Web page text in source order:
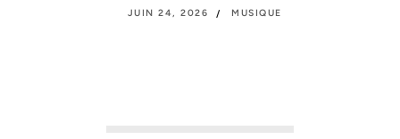
JUIN 24, 2026 MUSIQUE